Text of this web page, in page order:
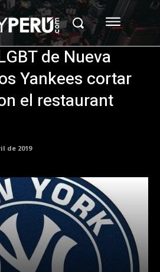
de Nueva
Yankees cortar
el restaurant
de 2019